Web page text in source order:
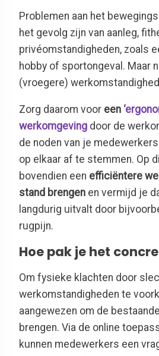
Problemen aan het
het gevolg zijn van aanleg,
privéomstandigheden, zoals
hobby of sportongeval. Maar
(vroegere)
Zorg daarom voor een
werkomgeving door de
de noden van je
op elkaar af te stemmen. Op
bovendien een efficiëntere
stand brengen en vermijd je
langdurig uitvalt door
rugpijn.
Hoe pak je het
Om fysieke klachten door
werkomstandigheden te
aangewezen om de
brengen. Via de online
kunnen medewerkers een